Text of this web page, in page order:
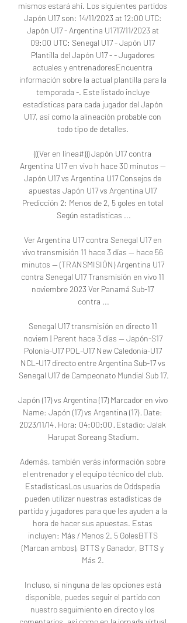
mismos estará ahí. Los siguientes partidos
Japón U17 son: 14/11/2023 at 12:00 UTC:
Japón U17 - Argentina U1717/11/2023 at
09:00 UTC: Senegal U17 - Japón U17
Plantilla del Japón U17 - - Jugadores
actuales y entrenadoresEncuentra
información sobre la actual plantilla para la
temporada -. Este listado incluye
estadísticas para cada jugador del Japón
U17, así como la alineación probable con
todo tipo de detalles.
(((Ver en línea#))) Japón U17 contra
Argentina U17 en vivo h hace 30 minutos —
Japón U17 vs Argentina U17 Consejos de
apuestas Japón U17 vs Argentina U17
Predicción 2: Menos de 2, 5 goles en total
Según estadísticas ...
Ver Argentina U17 contra Senegal U17 en
vivo transmisión 11 hace 3 días — hace 56
minutos — (TRANSMISIÓN) Argentina U17
contra Senegal U17 Transmisión en vivo 11
noviembre 2023 Ver Panamá Sub-17
contra ...
Senegal U17 transmisión en directo 11
noviem | Parent hace 3 días — Japón-S17
Polonia-U17 POL-U17 New Caledonia-U17
NCL-U17 directo entre Argentina Sub-17 vs
Senegal U17 de Campeonato Mundial Sub 17.
Japón (17) vs Argentina (17) Marcador en vivo
Name: Japón (17) vs Argentina (17) · Date:
2023/11/14 · Hora: 04:00:00 · Estadio: Jalak
Harupat Soreang Stadium.
Además, también verás información sobre
el entrenador y el equipo técnico del club.
EstadísticasLos usuarios de Oddspedia
pueden utilizar nuestras estadísticas de
partido y jugadores para que les ayuden a la
hora de hacer sus apuestas. Estas
incluyen: Más / Menos 2. 5 GolesBTTS
(Marcan ambos), BTTS y Ganador, BTTS y
Más 2.
Incluso, si ninguna de las opciones está
disponible, puedes seguir el partido con
nuestro seguimiento en directo y los